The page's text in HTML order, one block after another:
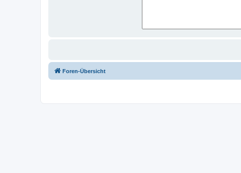
Foren-Übersicht